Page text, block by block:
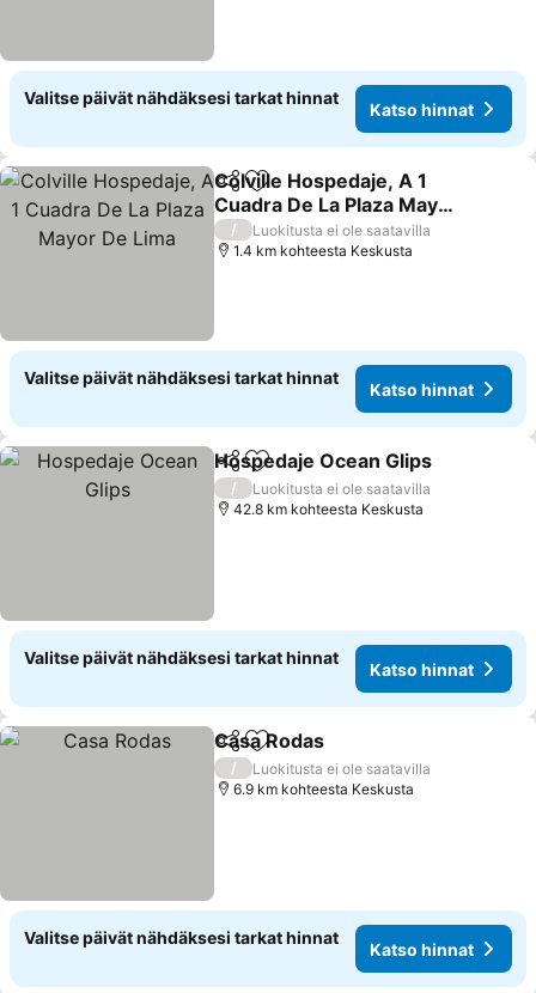
Valitse päivät nähdäksesi tarkat hinnat
Katso hinnat
Jaa Lisää suosikkeihin
Colville Hospedaje, A 1
Cuadra De La Plaza Mayor
De Lima
/
Luokitusta ei ole saatavilla
1.4 km kohteesta Keskusta
Valitse päivät nähdäksesi tarkat hinnat
Katso hinnat
Jaa Lisää suosikkeihin
Hospedaje Ocean Glips
/
Luokitusta ei ole saatavilla
42.8 km kohteesta Keskusta
Valitse päivät nähdäksesi tarkat hinnat
Katso hinnat
Jaa Lisää suosikkeihin
Casa Rodas
/
Luokitusta ei ole saatavilla
6.9 km kohteesta Keskusta
Valitse päivät nähdäksesi tarkat hinnat
Katso hinnat